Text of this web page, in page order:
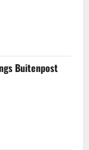
Buitenpost